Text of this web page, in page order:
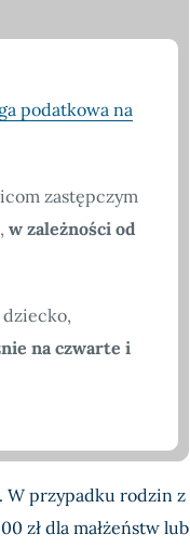
podatkowa na
zastępczym
, w zależności od
dziecko,
na czwarte i
W przypadku rodzin z
zł dla małżeństw lub